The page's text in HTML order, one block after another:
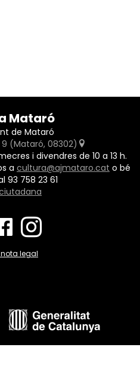
Mataró
de Mataró
(Mataró, 08302)
i divendres de 10 a 13 h.
a cultura@ajmataro.cat o bé
93 758 23 61
legal